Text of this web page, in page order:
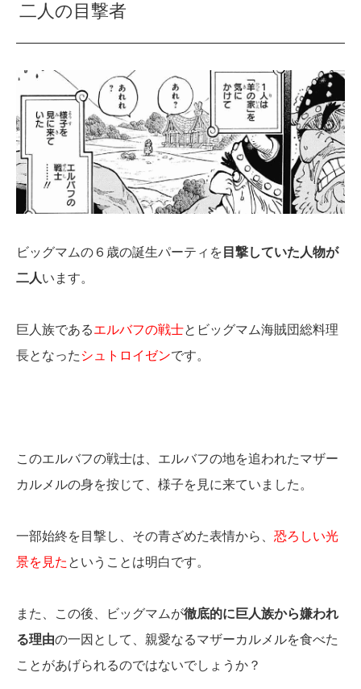
二人の目撃者
ビッグマムの６歳の誕生パーティを 目撃していた人物が
二人います。
巨人族であるエルバフの戦士とビッグマム海賊団総料理
長となった シュトロイゼンです。
このエルバフの戦士は、エルバフの地を追われたマザー
カルメルの身を按じて、様子を見に来ていました。
一部始終を目撃し、その青ざめた表情から、 恐ろしい光
景を見た ということは明白です。
また、この後、ビッグマムが徹底的に巨人族から嫌われ
る理由の一因として、親愛なるマザーカルメルを食べた
ことがあげられるのではないでしょうか？